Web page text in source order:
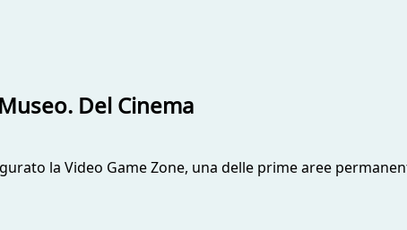
Del Cinema
la Video Game Zone, una delle prime aree